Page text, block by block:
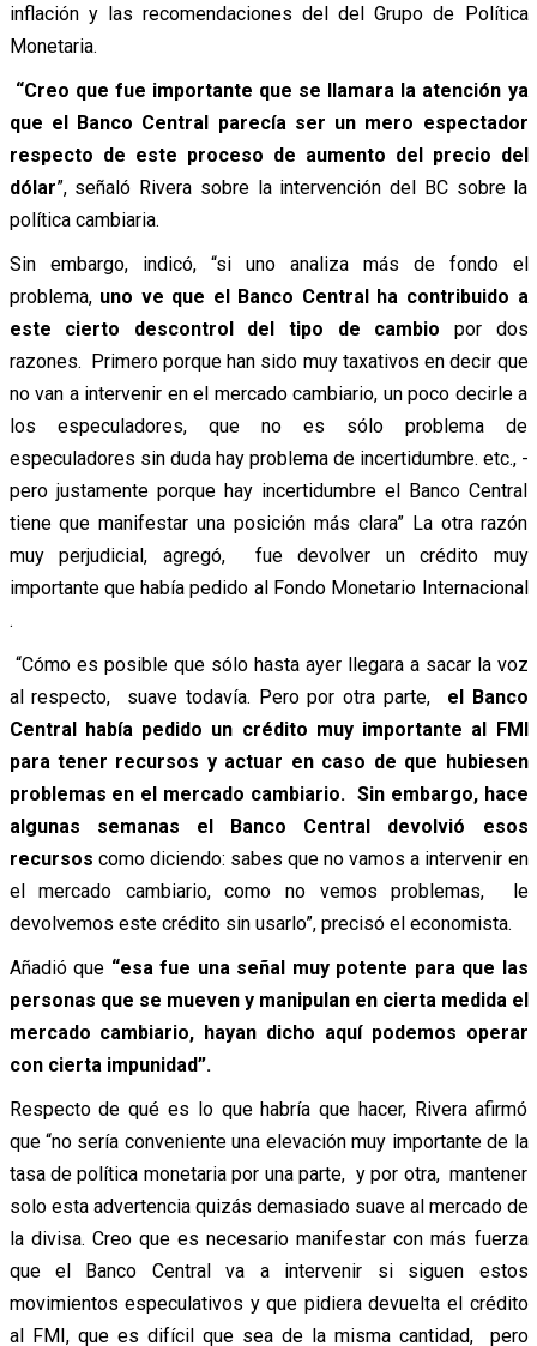
inflación y las recomendaciones del del Grupo de Política
Monetaria.
“Creo que fue importante que se llamara la atención ya
que el Banco Central parecía ser un mero espectador
respecto de este proceso de aumento del precio del
dólar”, señaló Rivera sobre la intervención del BC sobre la
política cambiaria.
Sin embargo, indicó, “si uno analiza más de fondo el
problema, uno ve que el Banco Central ha contribuido a
este cierto descontrol del tipo de cambio por dos
razones. Primero porque han sido muy taxativos en decir que
no van a intervenir en el mercado cambiario, un poco decirle a
los especuladores, que no es sólo problema de
especuladores sin duda hay problema de incertidumbre. etc., -
pero justamente porque hay incertidumbre el Banco Central
tiene que manifestar una posición más clara” La otra razón
muy perjudicial, agregó, fue devolver un crédito muy
importante que había pedido al Fondo Monetario Internacional
.
“Cómo es posible que sólo hasta ayer llegara a sacar la voz
al respecto, suave todavía. Pero por otra parte, el Banco
Central había pedido un crédito muy importante al FMI
para tener recursos y actuar en caso de que hubiesen
problemas en el mercado cambiario. Sin embargo, hace
algunas semanas el Banco Central devolvió esos
recursos como diciendo: sabes que no vamos a intervenir en
el mercado cambiario, como no vemos problemas, le
devolvemos este crédito sin usarlo”, precisó el economista.
Añadió que “esa fue una señal muy potente para que las
personas que se mueven y manipulan en cierta medida el
mercado cambiario, hayan dicho aquí podemos operar
con cierta impunidad”.
Respecto de qué es lo que habría que hacer, Rivera afirmó
que “no sería conveniente una elevación muy importante de la
tasa de política monetaria por una parte, y por otra, mantener
solo esta advertencia quizás demasiado suave al mercado de
la divisa. Creo que es necesario manifestar con más fuerza
que el Banco Central va a intervenir si siguen estos
movimientos especulativos y que pidiera devuelta el crédito
al FMI, que es difícil que sea de la misma cantidad, pero